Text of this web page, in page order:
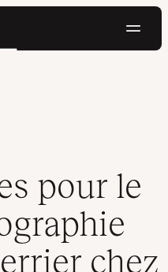
de Photographie de Tristan
pour le
chez